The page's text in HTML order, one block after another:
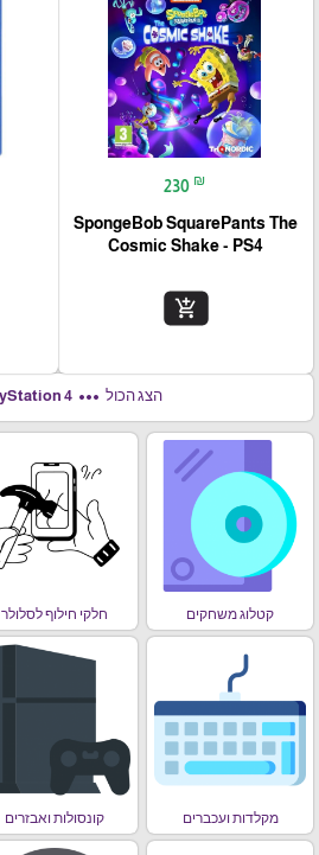
230 ₪
SpongeBob SquarePants The
Cosmic Shake - PS4
add_shopping_cart
הצג הכול more_horiz
קטלוג משחקים חלקי חילוף לסלולר
מקלדות ועכברים קונסולות ואבזרים